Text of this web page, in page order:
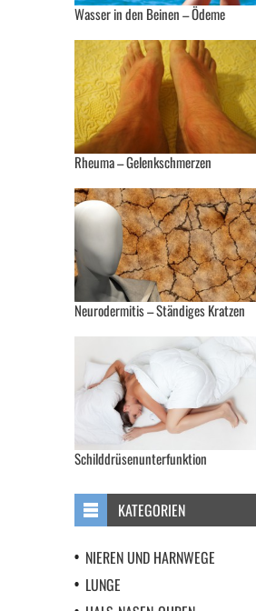
Wasser in den Beinen – Ödeme
Rheuma – Gelenkschmerzen
Neurodermitis – Ständiges Kratzen
Schilddrüsenunterfunktion
KATEGORIEN
NIEREN UND HARNWEGE
LUNGE